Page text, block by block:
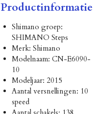
Productinformatie
Shimano groep:
SHIMANO Steps
Merk: Shimano
Modelnaam: CN-E6090-
10
Modeljaar: 2015
Aantal versnellingen: 10
speed